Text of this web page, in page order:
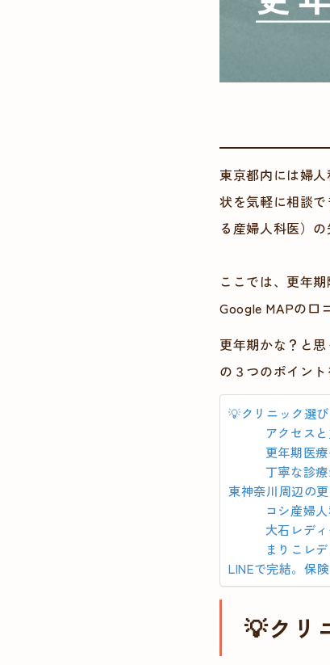
東京都内には婦
状を気軽に相談
る産婦人科医）
ここでは、更年
Google MAPの口
更年期かな？と
の３つのポイン
💡クリニック選
アクセス
更年期医
丁寧な診
東神奈川周辺の
コシ産婦
大石レデ
まりこレ
LINEで完結。保
💡クリ